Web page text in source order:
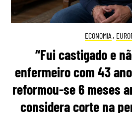
ECONOMIA ,
“Fui castigado e
enfermeiro com 43
reformou-se 6 meses
considera corte na